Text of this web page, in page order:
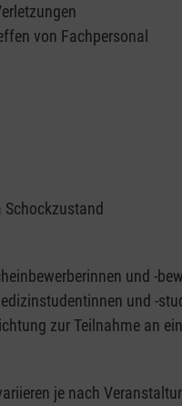
von Fachpersonal
und -
und -
zur Teilnahme an
je nach